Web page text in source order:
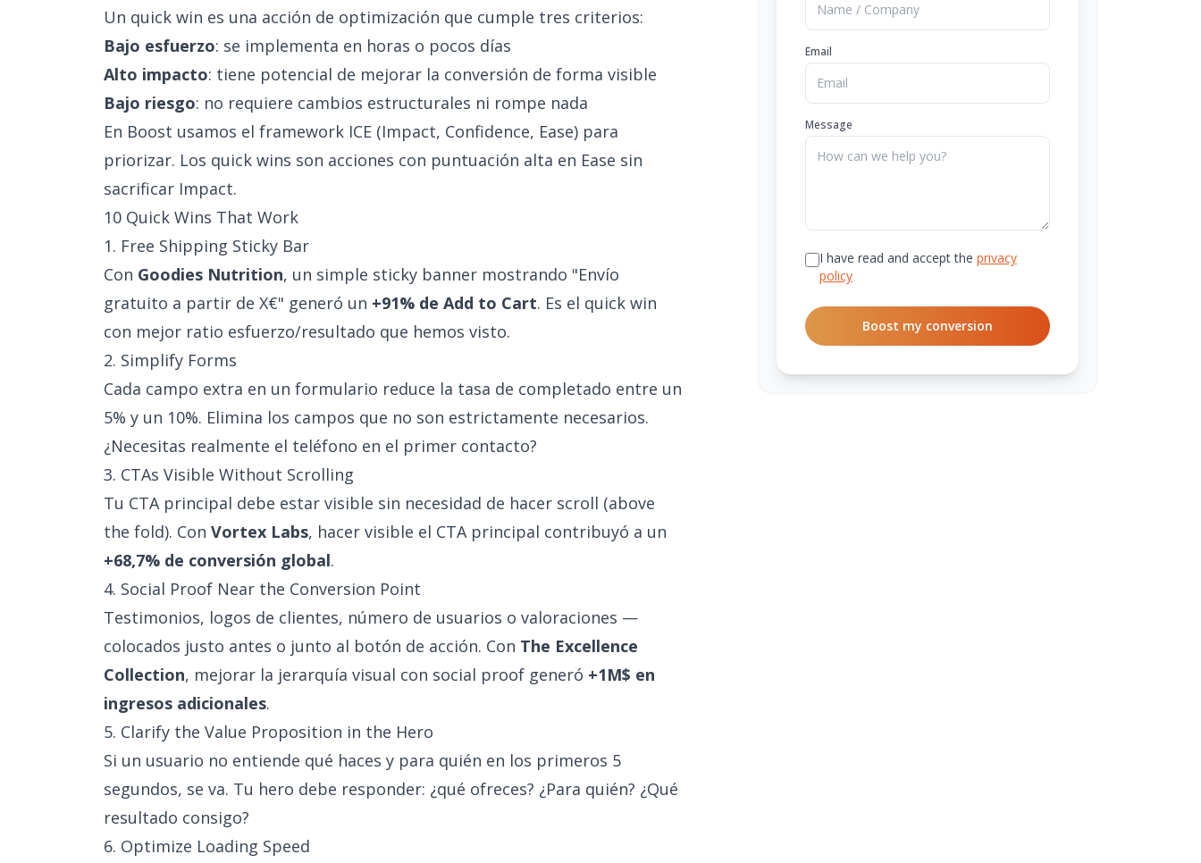
Un quick win es una acción de optimización que cumple tres criterios:
Bajo esfuerzo: se implementa en horas o pocos días
Alto impacto: tiene potencial de mejorar la conversión de forma visible
Bajo riesgo: no requiere cambios estructurales ni rompe nada
En Boost usamos el framework ICE (Impact, Confidence, Ease) para
priorizar. Los quick wins son acciones con puntuación alta en Ease sin
sacrificar Impact.
10 Quick Wins That Work
1. Free Shipping Sticky Bar
Con Goodies Nutrition, un simple sticky banner mostrando "Envío
gratuito a partir de X€" generó un +91% de Add to Cart. Es el quick win
con mejor ratio esfuerzo/resultado que hemos visto.
2. Simplify Forms
Cada campo extra en un formulario reduce la tasa de completado entre un
5% y un 10%. Elimina los campos que no son estrictamente necesarios.
¿Necesitas realmente el teléfono en el primer contacto?
3. CTAs Visible Without Scrolling
Tu CTA principal debe estar visible sin necesidad de hacer scroll (above
the fold). Con Vortex Labs, hacer visible el CTA principal contribuyó a un
+68,7% de conversión global.
4. Social Proof Near the Conversion Point
Testimonios, logos de clientes, número de usuarios o valoraciones —
colocados justo antes o junto al botón de acción. Con The Excellence
Collection, mejorar la jerarquía visual con social proof generó +1M$ en
ingresos adicionales.
5. Clarify the Value Proposition in the Hero
Si un usuario no entiende qué haces y para quién en los primeros 5
segundos, se va. Tu hero debe responder: ¿qué ofreces? ¿Para quién? ¿Qué
resultado consigo?
6. Optimize Loading Speed
Email
Message
I have read and accept the privacy
policy
Boost my conversion